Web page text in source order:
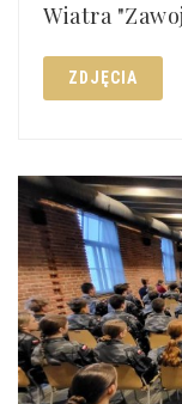
Wiatra
ZDJĘCIA